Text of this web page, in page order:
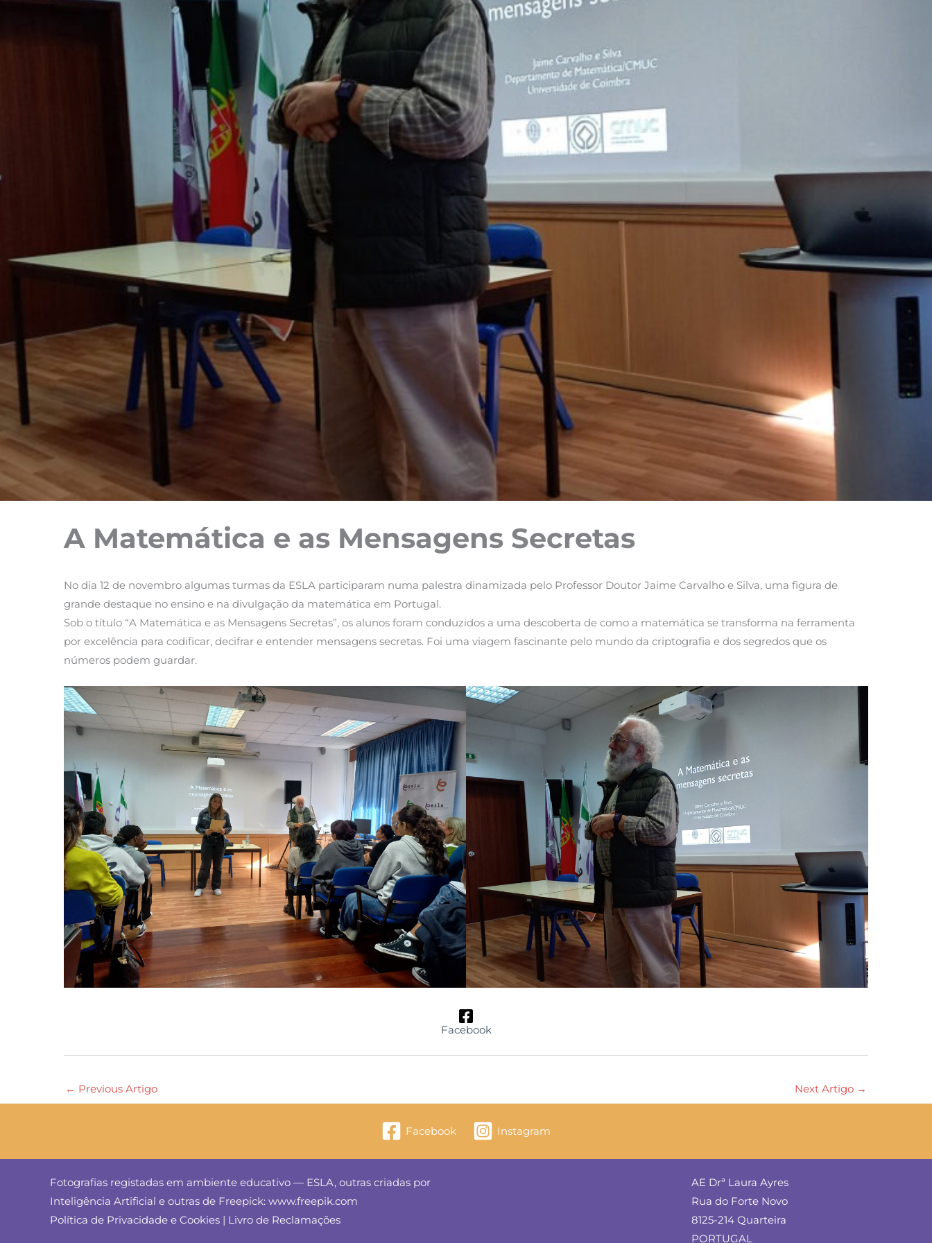
A Matemática e as Mensagens Secretas
No dia 12 de novembro algumas turmas da ESLA participaram numa palestra dinamizada pelo Professor Doutor Jaime Carvalho e Silva, uma figura de
grande destaque no ensino e na divulgação da matemática em Portugal.
Sob o título “A Matemática e as Mensagens Secretas”, os alunos foram conduzidos a uma descoberta de como a matemática se transforma na ferramenta
por excelência para codificar, decifrar e entender mensagens secretas. Foi uma viagem fascinante pelo mundo da criptografia e dos segredos que os
números podem guardar.
Facebook
← Previous Artigo Next Artigo →
Facebook Instagram
Fotografias registadas em ambiente educativo — ESLA, outras criadas por
Inteligência Artificial e outras de Freepick: www.freepik.com
Política de Privacidade e Cookies | Livro de Reclamações
AE Drª Laura Ayres
Rua do Forte Novo
8125-214 Quarteira
PORTUGAL